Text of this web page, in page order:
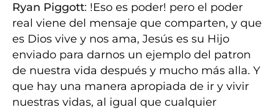
Ryan Piggott: !Eso es poder! pero el poder
real viene del mensaje que comparten, y que
es Dios vive y nos ama, Jesús es su Hijo
enviado para darnos un ejemplo del patron
de nuestra vida después y mucho más alla. Y
que hay una manera apropiada de ir y vivir
nuestras vidas, al igual que cualquier